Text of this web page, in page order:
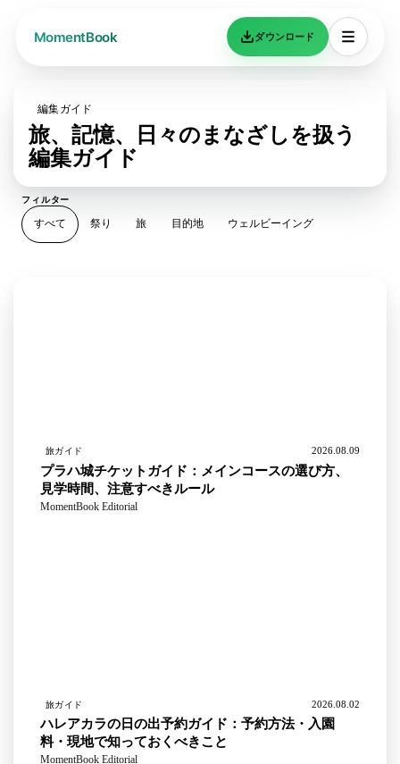
ダウンロード
編集ガイド
旅、記憶、日々のまなざしを扱う
編集ガイド
フィルター
すべて 祭り 旅 目的地 ウェルビーイング
旅ガイド 2026.08.09
プラハ城チケットガイド：メインコースの選び方、
見学時間、注意すべきルール
MomentBook Editorial
旅ガイド 2026.08.02
ハレアカラの日の出予約ガイド：予約方法・入園
料・現地で知っておくべきこと
MomentBook Editorial